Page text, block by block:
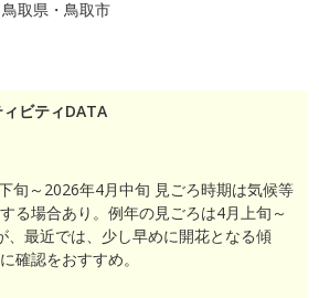
鳥取県・鳥取市
ビティDATA
旬～2026年4月中旬 見ごろ時期は気候等
る場合あり。例年の見ごろは4月上旬～
、最近では、少し早めに開花となる傾
確認をおすすめ。